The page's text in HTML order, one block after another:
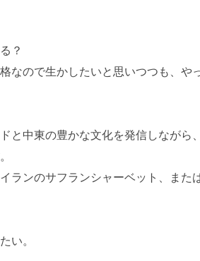
？
なので生かしたいと思いつつも、や
と中東の豊かな文化を発信しながら
ランのサフランシャーベット、また
い。